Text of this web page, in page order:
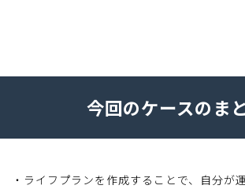
今回のケースのま
・ライフプランを作成することで、自分が